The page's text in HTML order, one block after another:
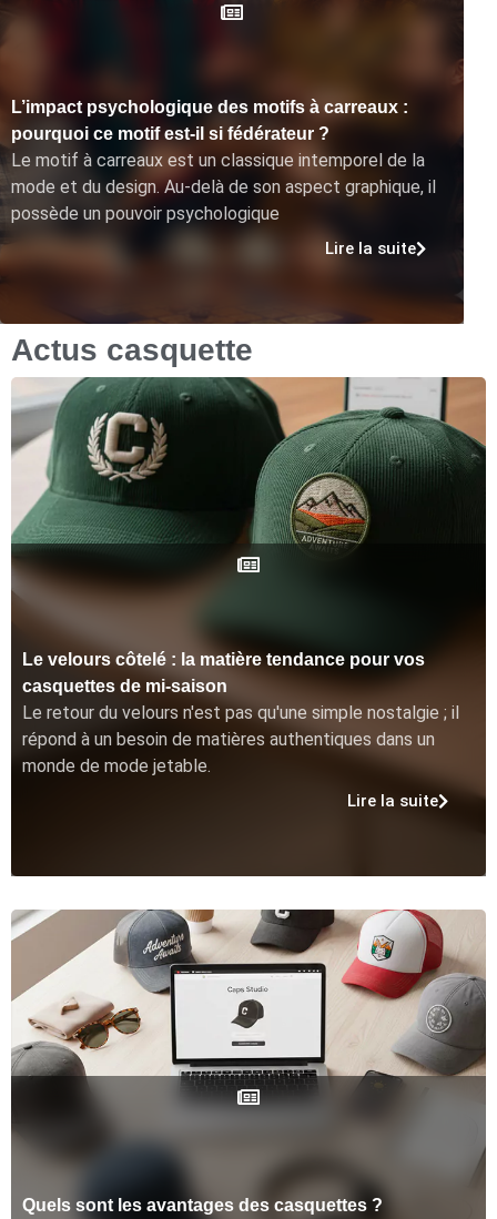
L’impact psychologique des motifs à carreaux :
pourquoi ce motif est-il si fédérateur ?
Le motif à carreaux est un classique intemporel de la
mode et du design. Au-delà de son aspect graphique, il
possède un pouvoir psychologique
Lire la suite
Actus casquette
Le velours côtelé : la matière tendance pour vos
casquettes de mi-saison
Le retour du velours n'est pas qu'une simple nostalgie ; il
répond à un besoin de matières authentiques dans un
monde de mode jetable.
Lire la suite
Quels sont les avantages des casquettes ?